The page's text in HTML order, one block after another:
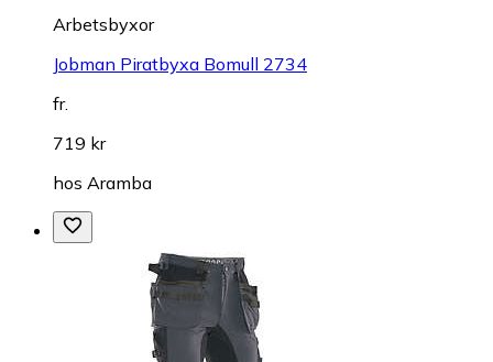
Arbetsbyxor
Jobman Piratbyxa Bomull 2734
fr.
719 kr
hos Aramba